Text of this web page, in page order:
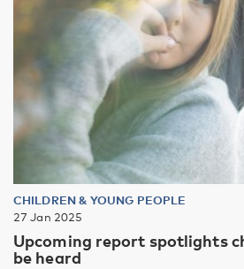
CHILDREN & YOUNG PEOPLE
27 Jan 2025
Upcoming report spotlights
be heard